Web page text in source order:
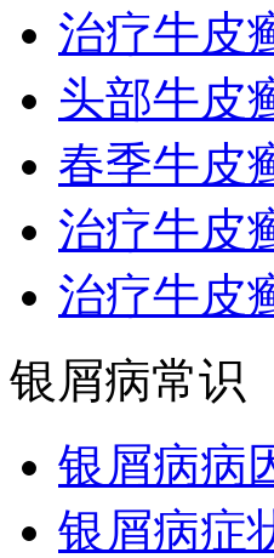
治疗牛皮
头部牛皮
春季牛皮
治疗牛皮
治疗牛皮
银屑病常识
银屑病病
银屑病症